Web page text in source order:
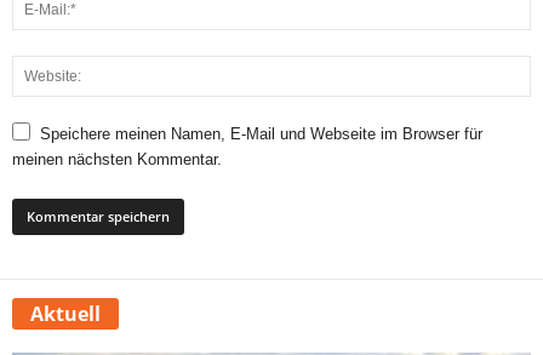
Speichere meinen Namen, E-Mail und Webseite im Browser für
meinen nächsten Kommentar.
Aktuell